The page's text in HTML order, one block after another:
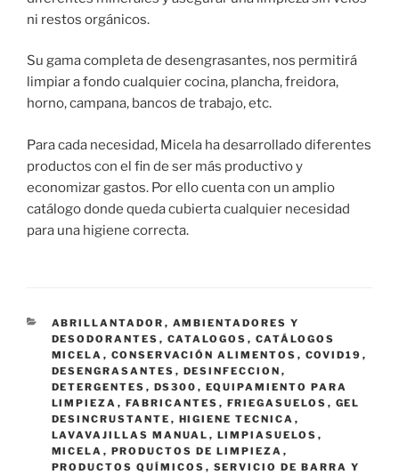
ni restos orgánicos.
Su gama completa de desengrasantes, nos permitirá
limpiar a fondo cualquier cocina, plancha, freidora,
horno, campana, bancos de trabajo, etc.
Para cada necesidad, Micela ha desarrollado diferentes
productos con el fin de ser más productivo y
economizar gastos. Por ello cuenta con un amplio
catálogo donde queda cubierta cualquier necesidad
para una higiene correcta.
CATEGORÍAS
ABRILLANTADOR , AMBIENTADORES Y
DESODORANTES , CATALOGOS , CATÁLOGOS
MICELA , CONSERVACIÓN ALIMENTOS , COVID19 ,
DESENGRASANTES , DESINFECCION ,
DETERGENTES , DS300 , EQUIPAMIENTO PARA
LIMPIEZA , FABRICANTES , FRIEGASUELOS , GEL
DESINCRUSTANTE , HIGIENE TECNICA ,
LAVAVAJILLAS MANUAL , LIMPIASUELOS ,
MICELA , PRODUCTOS DE LIMPIEZA ,
PRODUCTOS QUÍMICOS , SERVICIO DE BARRA Y